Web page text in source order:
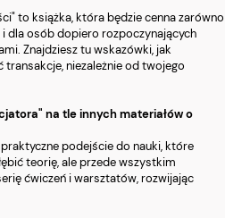
to książka, która będzie cenna zarówno
dla osób dopiero rozpoczynających
Znajdziesz tu wskazówki, jak
niezależnie od twojego
na tle innych materiałów o
podejście do nauki, które
teorię, ale przede wszystkim
ćwiczeń i warsztatów, rozwijając